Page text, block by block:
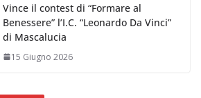
Vince il contest di “Formare al
Benessere” l’I.C. “Leonardo Da Vinci”
di Mascalucia
15 Giugno 2026